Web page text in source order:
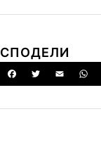
СПОДЕЛИ